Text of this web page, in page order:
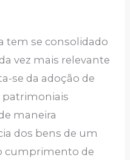
tem se consolidado
vez mais relevante
se da adoção de
maneira
dos bens de um
cumprimento de